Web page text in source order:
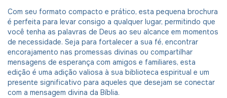
Com seu formato compacto e prático, esta pequena brochura
é perfeita para levar consigo a qualquer lugar, permitindo que
você tenha as palavras de Deus ao seu alcance em momentos
de necessidade. Seja para fortalecer a sua fé, encontrar
encorajamento nas promessas divinas ou compartilhar
mensagens de esperança com amigos e familiares, esta
edição é uma adição valiosa à sua biblioteca espiritual e um
presente significativo para aqueles que desejam se conectar
com a mensagem divina da Bíblia.